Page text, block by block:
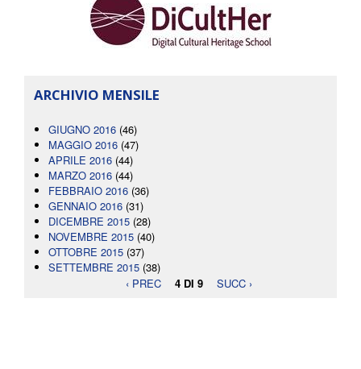
ARCHIVIO MENSILE
GIUGNO 2016 (46)
MAGGIO 2016 (47)
APRILE 2016 (44)
MARZO 2016 (44)
FEBBRAIO 2016 (36)
GENNAIO 2016 (31)
DICEMBRE 2015 (28)
NOVEMBRE 2015 (40)
OTTOBRE 2015 (37)
SETTEMBRE 2015 (38)
‹ PREC
4 DI 9 SUCC ›